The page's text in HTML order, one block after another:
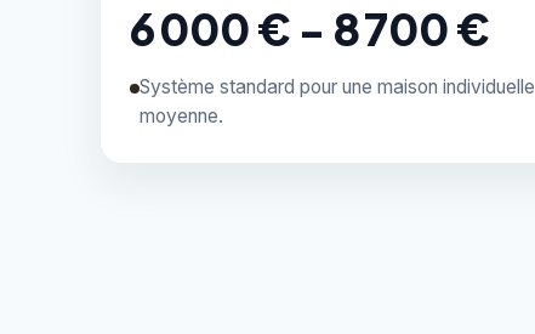
6 000 € - 8 700 €
Système standard pour une maison individuelle
moyenne.